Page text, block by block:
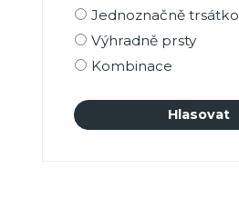
Možnosti
výběru
Jednoznačně trsátko
Výhradně prsty
Kombinace